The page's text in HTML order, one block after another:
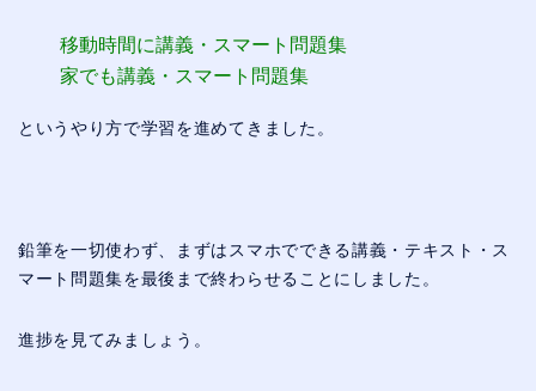
移動時間に講義・スマート問題集
家でも講義・スマート問題集
というやり方で学習を進めてきました。
鉛筆を一切使わず、まずはスマホでできる講義・テキスト・ス
マート問題集を最後まで終わらせることにしました。
進捗を見てみましょう。